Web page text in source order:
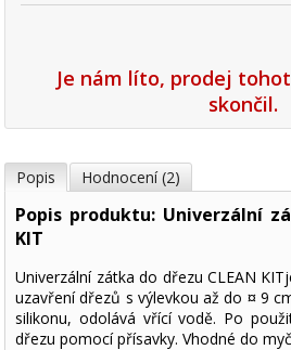
Je nám líto, prodej
skončil.
Popis Hodnocení (2)
Popis produktu: Univerzální
KIT
Univerzální zátka do dřezu CLEAN
uzavření dřezů s výlevkou až do ¤ 9
silikonu, odolává vřící vodě. Po
dřezu pomocí přísavky. Vhodné do